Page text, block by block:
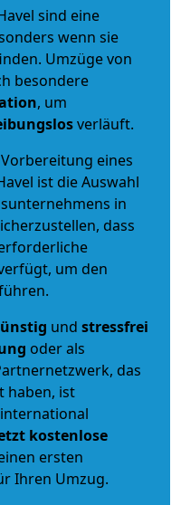
sind eine
wenn sie
Umzüge von
besondere
, um
verläuft.
eines
ist die Auswahl
in
dass
um den
und stressfrei
oder als
das
haben, ist
kostenlose
ersten
Ihren Umzug.